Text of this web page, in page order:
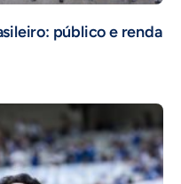
público e renda